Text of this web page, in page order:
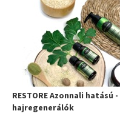
RESTORE Azonnali
hajregenerálók